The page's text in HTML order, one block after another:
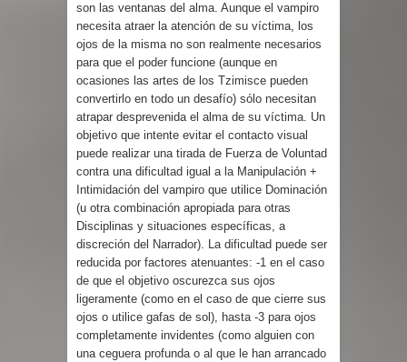
son las ventanas del alma. Aunque el vampiro
necesita atraer la atención de su víctima, los
ojos de la misma no son realmente necesarios
para que el poder funcione (aunque en
ocasiones las artes de los Tzimisce pueden
convertirlo en todo un desafío) sólo necesitan
atrapar desprevenida el alma de su víctima. Un
objetivo que intente evitar el contacto visual
puede realizar una tirada de Fuerza de Voluntad
contra una dificultad igual a la Manipulación +
Intimidación del vampiro que utilice Dominación
(u otra combinación apropiada para otras
Disciplinas y situaciones específicas, a
discreción del Narrador). La dificultad puede ser
reducida por factores atenuantes: -1 en el caso
de que el objetivo oscurezca sus ojos
ligeramente (como en el caso de que cierre sus
ojos o utilice gafas de sol), hasta -3 para ojos
completamente invidentes (como alguien con
una ceguera profunda o al que le han arrancado